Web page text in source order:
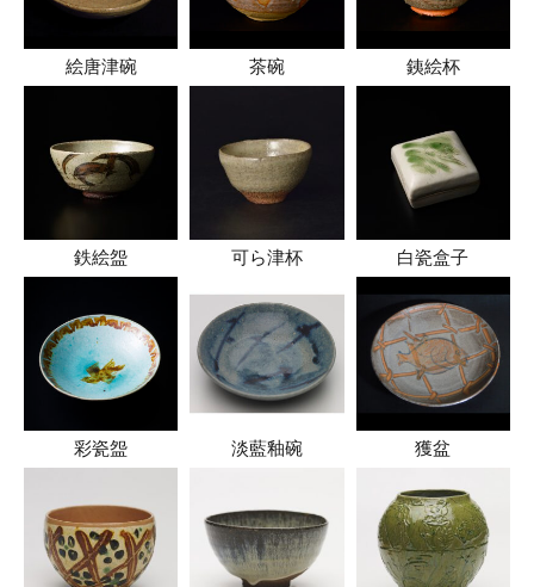
絵唐津碗 茶碗 銕絵杯
鉄絵盌 可ら津杯 白瓷盒子
彩瓷盌 淡藍釉碗 獲盆